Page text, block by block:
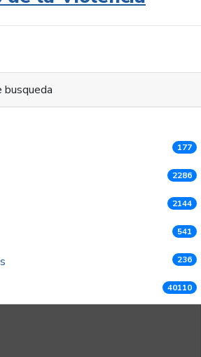
177
2286
2144
541
236
40110